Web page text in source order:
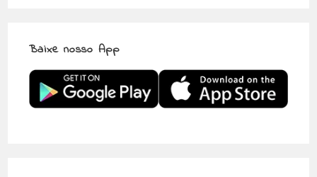
Baixe nosso App